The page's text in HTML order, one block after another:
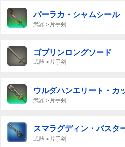
パーラカ・シャムシール
武器 > 片手剣
ゴブリンロングソード
武器 > 片手剣
ウルダハンエリート・カ
武器 > 片手剣
スマラグディン・バスタ
武器 > 片手剣